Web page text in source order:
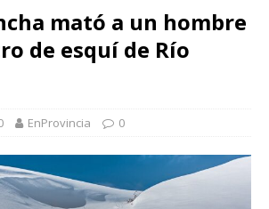
mató a un hombre
de esquí de Río
EnProvincia 0